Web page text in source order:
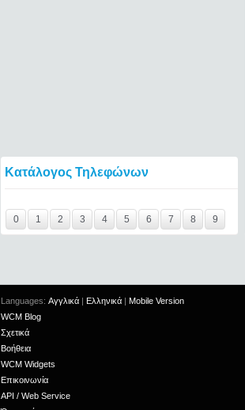
Κατάλογος Τηλεφώνων
0
1 2 3 4 5 6 7 8 9
Languages: Αγγλικά | Ελληνικά | Mobile Version
WCM Blog
Σχετικά
Βοήθεια
WCM Widgets
Επικοινωνία
API / Web Service